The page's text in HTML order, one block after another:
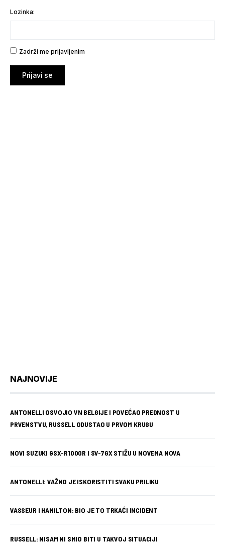
Lozinka:
Zadrži me prijavljenim
Prijavi se
NAJNOVIJE
ANTONELLI OSVOJIO VN BELGIJE I POVEĆAO PREDNOST U
PRVENSTVU, RUSSELL ODUSTAO U PRVOM KRUGU
NOVI SUZUKI GSX-R1000R I SV-7GX STIŽU U NOVEMA NOVA
ANTONELLI: VAŽNO JE ISKORISTITI SVAKU PRILIKU
VASSEUR I HAMILTON: BIO JE TO TRKAĆI INCIDENT
RUSSELL: NISAM NI SMIO BITI U TAKVOJ SITUACIJI